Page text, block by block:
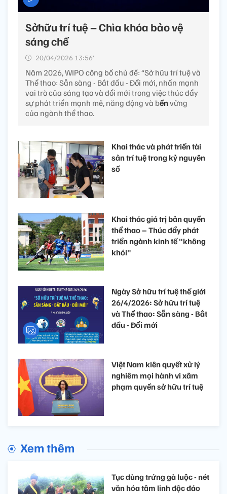
Sởhữu trí tuệ – Chìa khóa bảo vệ
sáng chế
20/04/2026 13:56’
Năm 2026, WIPO công bố chủ đề: “Sở hữu trí tuệ và
Thể thao: Sẵn sàng - Bắt đầu - Đổi mới, nhấn mạnh
vai trò của sáng tạo và đổi mới trong việc thúc đẩy
sự phát triển mạnh mẽ, năng động và bềnvững
của ngành thể thao.
Khai thác và phát triển tài
sản trí tuệ trong kỷ nguyên
số
Khai thác giá trị bản quyền
thể thao – Thúc đẩy phát
triển ngành kinh tế "không
khói"
Ngày Sở hữu trí tuệ thế giới
26/4/2026: Sở hữu trí tuệ
và Thể thao: Sẵn sàng - Bắt
đầu - Đổi mới
Việt Nam kiên quyết xử lý
nghiêm mọi hành vi xâm
phạm quyền sở hữu trí tuệ
Xem thêm
Tục dùng trứng gà luộc - nét
văn hóa tâm linh độc đáo